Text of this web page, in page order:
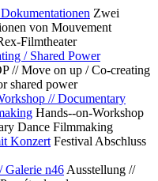
Zwei
von Mouvement
Filmtheater
/ Shared Power
// Move on up / Co-creating
shared power
// Documentary
Hands--on-Workshop
Dance Filmmaking
Konzert Festival Abschluss
Galerie n46 Ausstellung //